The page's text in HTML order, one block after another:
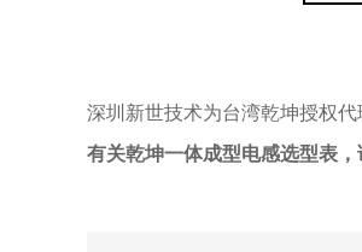
深圳新世技术为台湾乾坤授权
有关乾坤一体成型电感选型表，